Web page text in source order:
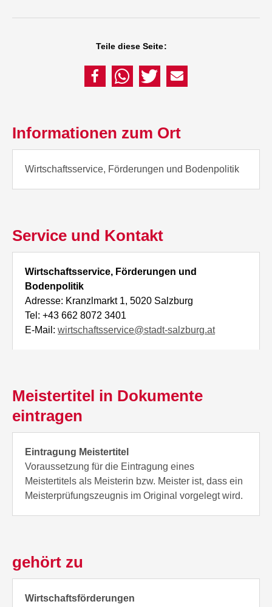
Teile diese Seite:
Informationen zum Ort
Wirtschaftsservice, Förderungen und Bodenpolitik
Service und Kontakt
Wirtschaftsservice, Förderungen und
Bodenpolitik
Adresse: Kranzlmarkt 1, 5020 Salzburg
Tel: +43 662 8072 3401
E-Mail:wirtschaftsservice@stadt-salzburg.at
Meistertitel in Dokumente
eintragen
Eintragung Meistertitel
Voraussetzung für die Eintragung eines
Meistertitels als Meisterin bzw. Meister ist, dass ein
Meisterprüfungszeugnis im Original vorgelegt wird.
gehört zu
Wirtschaftsförderungen